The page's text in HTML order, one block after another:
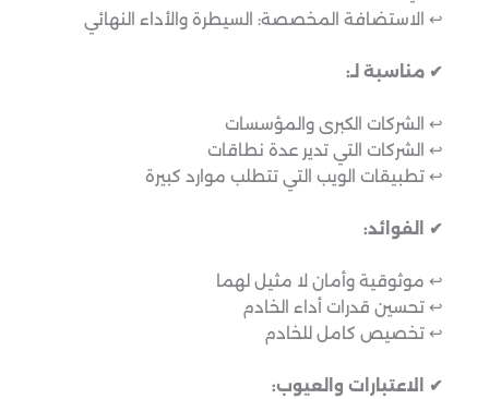
↩︎ الاستضافة المخصصة: السيطرة والأداء النهائي
✔ مناسبة لـ:
↩︎ الشركات الكبرى والمؤسسات
↩︎ الشركات التي تدير عدة نطاقات
↩︎ تطبيقات الويب التي تتطلب موارد كبيرة
✔ الفوائد:
↩︎ موثوقية وأمان لا مثيل لهما
↩︎ تحسين قدرات أداء الخادم
↩︎ تخصيص كامل للخادم
✔ الاعتبارات والعيوب: